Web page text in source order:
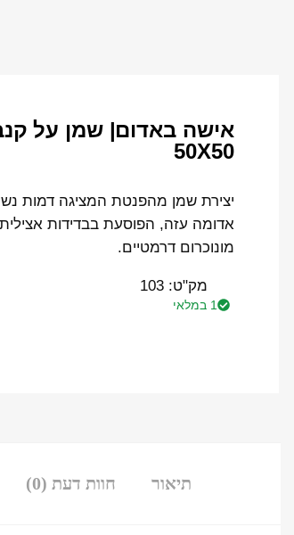
אישה באדום| שמן על
50X50
יצירת שמן מהפנטת המציגה דמות
אדומה עזה, הפוסעת בבדידות אצילית
מונוכרום דרמטיים.
מק"ט:103
1 במלאי
תיאור חוות דעת (0)